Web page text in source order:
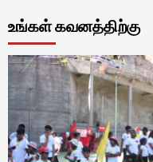
உங்கள் கவனத்திற்கு